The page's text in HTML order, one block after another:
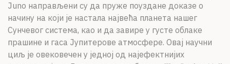
Juno направљени су да пруже поуздане доказе о
начину на који је настала највећа планета нашег
Сунчевог система, као и да завире у густе облаке
прашине и гаса Јупитерове атмосфере. Овај научни
циљ је овековечен у једној од најефектнијих